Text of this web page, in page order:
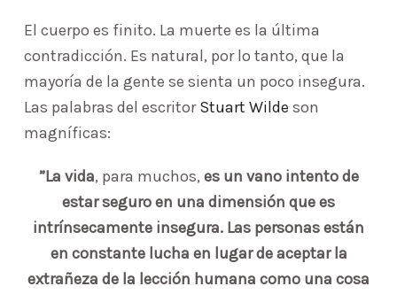
El cuerpo es finito. La muerte es la última
contradicción. Es natural, por lo tanto, que la
mayoría de la gente se sienta un poco insegura.
Las palabras del escritorStuart Wilde son
magníficas:
”La vida, para muchos, es un vano intento de
estar seguro en una dimensión que es
intrínsecamente insegura. Las personas están
en constante lucha en lugar de aceptar la
extrañeza de la lección humana como una cosa